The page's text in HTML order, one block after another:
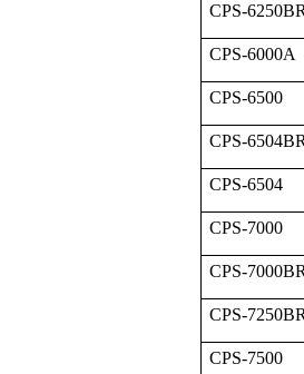
CPS-
CPS-6000A
CPS-6500
CPS-
CPS-6504
CPS-7000
CPS-
CPS-
CPS-7500